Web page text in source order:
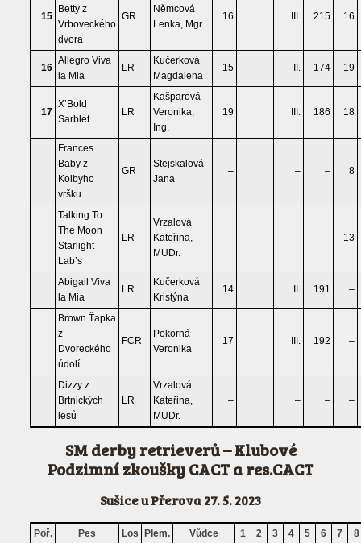
15
Betty z
Vrboveckého
dvora
GR
Němcová
Lenka, Mgr.
16 III. 215 16
16
Allegro Viva
la Mia
LR
Kučerková
Magdalena
15 II. 174 19
17
X’Bold
Sarblet
LR
Kašparová
Veronika,
Ing.
19 III. 186 18
Frances
Baby z
Kolbyho
vršku
GR
Stejskalová
Jana
– – – 8
Talking To
The Moon
Starlight
Lab’s
LR
Vrzalová
Kateřina,
MUDr.
– – – 13
Abigail Viva
la Mia
LR
Kučerková
Kristýna
14 II. 191 –
Brown Ťapka
z
Dvoreckého
údolí
FCR
Pokorná
Veronika
17 III. 192 –
Dizzy z
Brtnických
lesů
LR
Vrzalová
Kateřina,
MUDr.
– – – –
SM derby retrieverů – Klubové
Podzimní zkoušky CACT a res.CACT
Sušice u Přerova 27. 5. 2023
Poř. Pes Los Plem. Vůdce 1 2 3 4 5 6 7